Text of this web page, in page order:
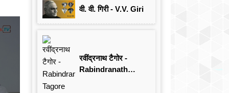
वी. वी. गिरी - V.V. Giri
रवींद्रनाथ टैगोर -
Rabindranath